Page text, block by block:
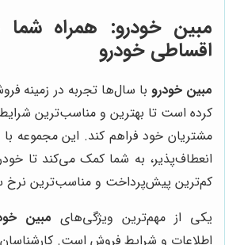
مبین خودرو: همراه
اقساطی خودرو
مبین خودرو با سال‌ها تجربه در زمینه
کرده است تا بهترین و مناسب‌ترین
مشتریان خود فراهم کند. این مجموعه
انعطاف‌پذیر، به شما کمک می‌کند تا
کم‌ترین پیش‌پرداخت و مناسب‌ترین نرخ
یکی از مهم‌ترین ویژگی‌های مبین
اطلاعات و شرایط فروش است.